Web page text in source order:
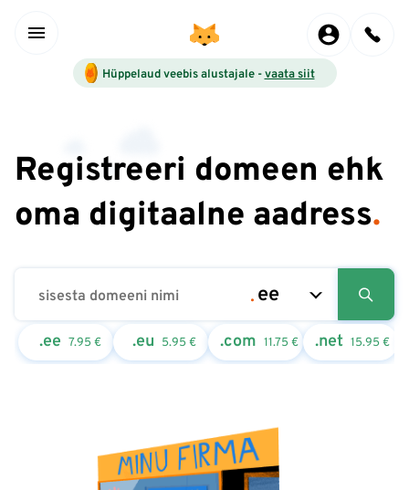
Hüppelaud veebis alustajale -vaata siit
Registreeri domeen ehk
oma digitaalne aadress.
.ee 7.95 € .eu 5.95 € .com 11.75 € .net 15.95 €